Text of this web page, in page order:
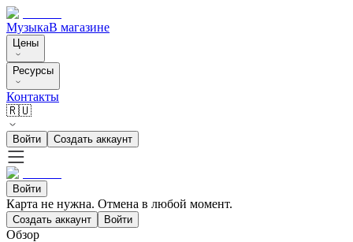
МузыкаВ магазине
Цены
Ресурсы
Контакты
🇷🇺
Войти Создать аккаунт
Войти
Карта не нужна. Отмена в любой момент.
Создать аккаунт Войти
Обзор